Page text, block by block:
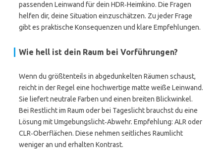
passenden Leinwand für dein HDR‑Heimkino. Die Fragen
helfen dir, deine Situation einzuschätzen. Zu jeder Frage
gibt es praktische Konsequenzen und klare Empfehlungen.
Wie hell ist dein Raum bei Vorführungen?
Wenn du größtenteils in abgedunkelten Räumen schaust,
reicht in der Regel eine hochwertige matte weiße Leinwand.
Sie liefert neutrale Farben und einen breiten Blickwinkel.
Bei Restlicht im Raum oder bei Tageslicht brauchst du eine
Lösung mit Umgebungslicht‑Abwehr. Empfehlung: ALR oder
CLR‑Oberflächen. Diese nehmen seitliches Raumlicht
weniger an und erhalten Kontrast.